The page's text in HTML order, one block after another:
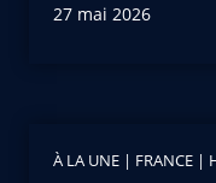
27 mai 2026
À LA UNE | FRANCE |